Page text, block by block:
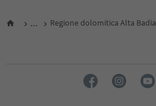
... Regione dolomitica Alta Badia